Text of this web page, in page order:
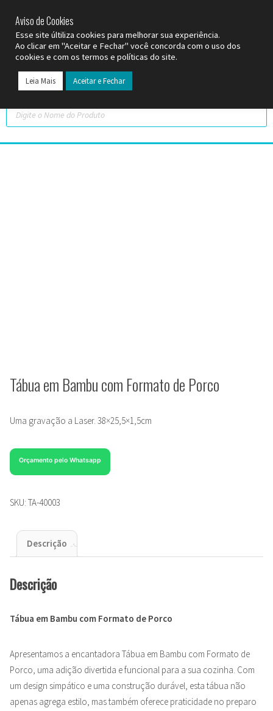
Tábua em Bambu com Formato de Porco
Uma gravação a Laser. 38×25,5×1,5cm
Orçamento pelo Whatsapp
SKU: TA-40003
Descrição
Descrição
Tábua em Bambu com Formato de Porco
Apresentamos a encantadora Tábua em Bambu com Formato de
Porco, uma adição divertida e funcional para a sua cozinha. Com
um design simpático e uma construção durável, esta tábua não
apenas agrega estilo, mas também oferece praticidade no preparo
Aviso de Cookies
Esse site últiliza cookies para melhorar sua experiência.
Ao clicar em "Aceitar e Fechar" você concorda com o uso dos
cookies e com os termos e políticas do site.
Leia Mais Aceitar e Fechar